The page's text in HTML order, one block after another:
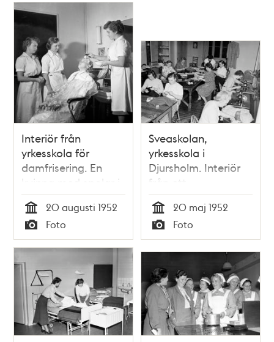
Interiör från
yrkesskola för
damfrisering. En
kvinna med spolar i
håret behandlas
Tid
20 augusti 1952
Typ
Foto
Sveaskolan,
yrkesskola i
Djursholm. Interiör
från ett
undervisningsrum
där eleverna syr
Tid
20 maj 1952
Typ
Foto